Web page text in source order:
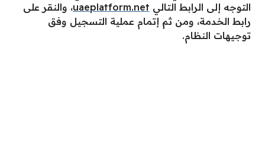
التوجه إلى الرابط التالي uaeplatform.net، والنقر على
رابط الخدمة، ومن ثم إتمام عملية التسجيل وفق
توجيهات النظام.